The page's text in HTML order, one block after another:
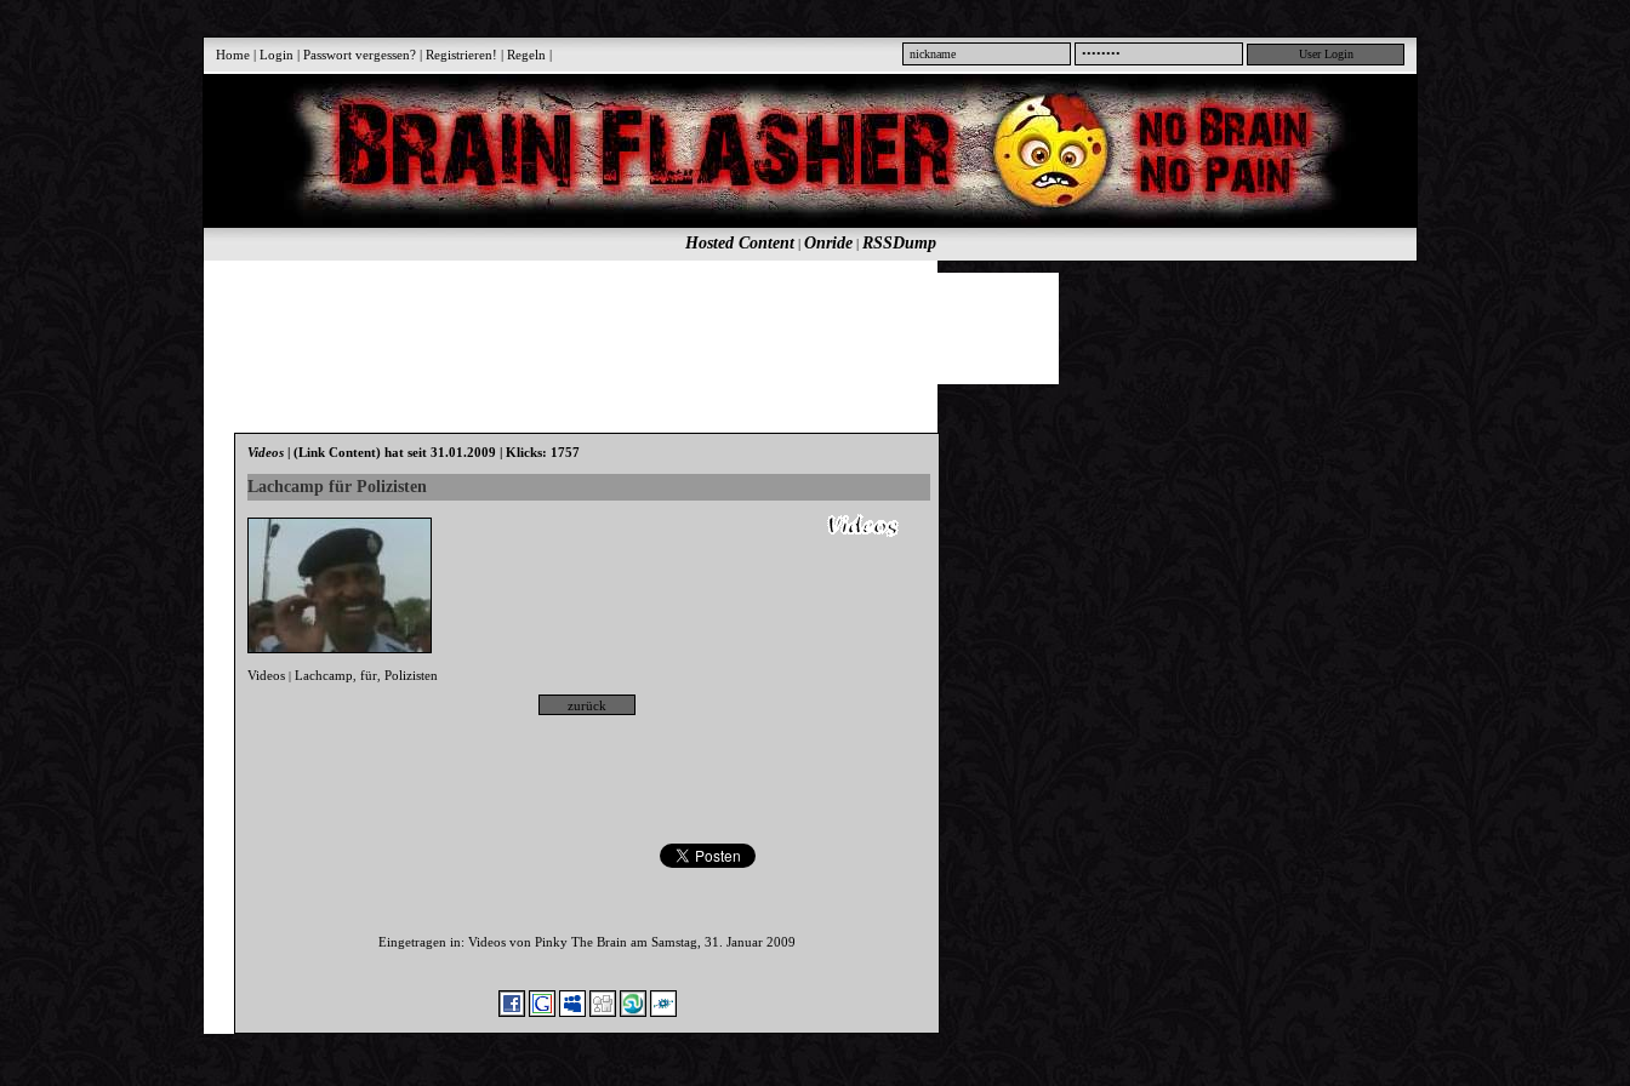
Home |Login |Passwort vergessen? |Registrieren! |Regeln |
Hosted Content| Onride| RSSDump
Videos |(Link Content) hat seit 31.01.2009 | Klicks: 1757
Lachcamp für Polizisten
Videos |Lachcamp ,für ,Polizisten
Eingetragen in: Videos von Pinky The Brain am Samstag, 31. Januar 2009